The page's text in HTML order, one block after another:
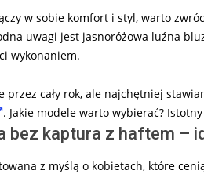
w sobie komfort i styl, warto
uwagi jest jasnoróżowa luźna
wykonaniem.
przez cały rok, ale najchętniej
. Jakie modele warto wybierać?
bez kaptura z haftem –
z myślą o kobietach, które